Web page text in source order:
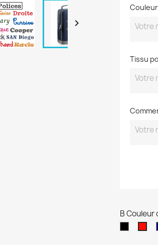

Tissu
B Couleur